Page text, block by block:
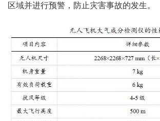
区域并进行预警，防止灾害事故的发生。